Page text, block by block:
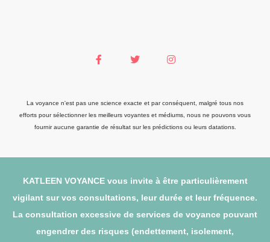
La voyance n'est pas une science exacte et par conséquent, malgré tous nos
efforts pour sélectionner les meilleurs voyantes et médiums, nous ne pouvons vous
fournir aucune garantie de résultat sur les prédictions ou leurs datations.
KATLEEN VOYANCE vous invite à être particulièrement
vigilant sur vos consultations, leur durée et leur fréquence.
La consultation excessive de services de voyance pouvant
engendrer des risques (endettement, isolement,